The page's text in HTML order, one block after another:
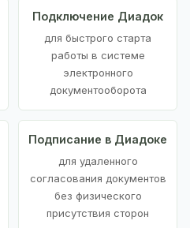
Подключение Диадок
для быстрого старта
работы в системе
электронного
документооборота
Подписание в Диадоке
для удаленного
согласования документов
без физического
присутствия сторон